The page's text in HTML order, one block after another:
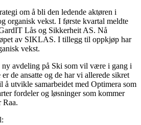
om å bli den ledende aktøren i
organisk vekst. I første kvartal meldte
Lås og Sikkerheit AS. Nå
av SIKLAS. I tillegg til oppkjøp har
vekst.
ny avdeling på Ski som vil være i gang i
de ansatte og de har vi allerede sikret
å utvikle samarbeidet med Optimera som
fordeler og løsninger som kommer
Raa.